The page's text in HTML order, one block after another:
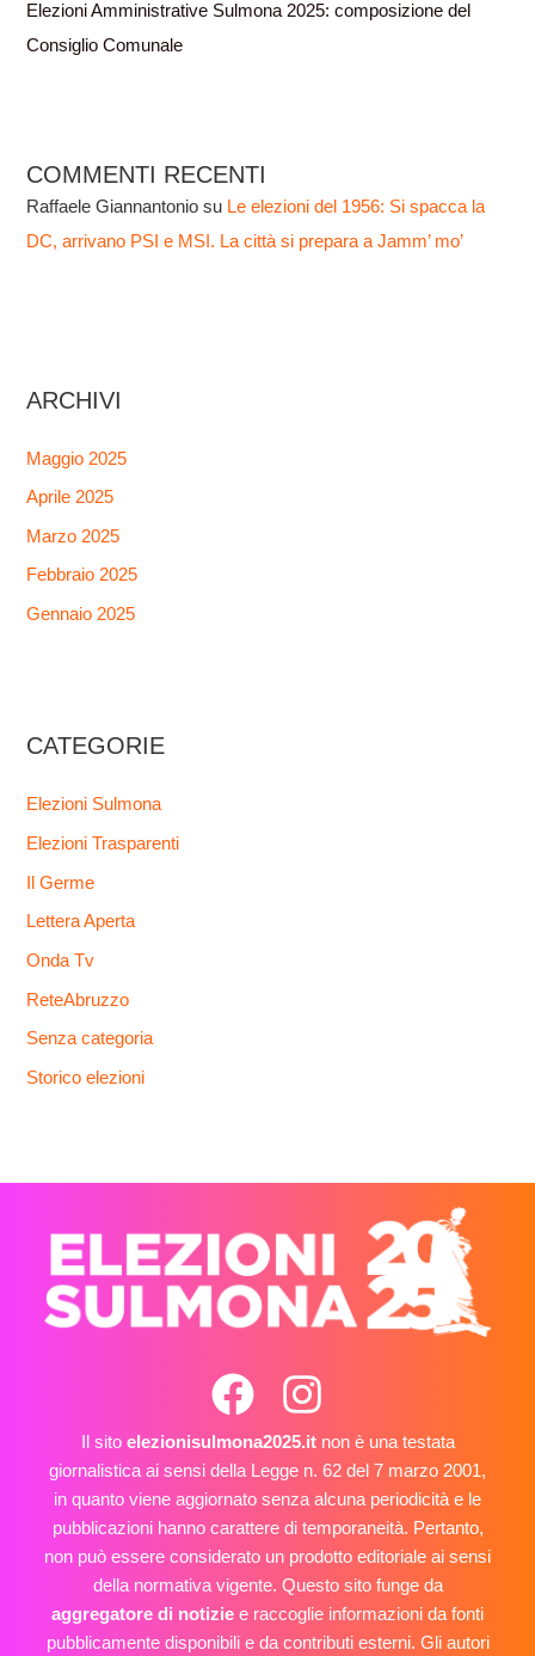
Elezioni Amministrative Sulmona 2025: composizione del
Consiglio Comunale
COMMENTI RECENTI
Raffaele Giannantonio su Le elezioni del 1956: Si spacca la
DC, arrivano PSI e MSI. La città si prepara a Jamm’ mo’
ARCHIVI
Maggio 2025
Aprile 2025
Marzo 2025
Febbraio 2025
Gennaio 2025
CATEGORIE
Elezioni Sulmona
Elezioni Trasparenti
Il Germe
Lettera Aperta
Onda Tv
ReteAbruzzo
Senza categoria
Storico elezioni
Il sito elezionisulmona2025.itnon è una testata
giornalistica ai sensi della Legge n. 62 del 7 marzo 2001,
in quanto viene aggiornato senza alcuna periodicità e le
pubblicazioni hanno carattere di temporaneità. Pertanto,
non può essere considerato un prodotto editoriale ai sensi
della normativa vigente. Questo sito funge da
aggregatore di notizie e raccoglie informazioni da fonti
pubblicamente disponibili e da contributi esterni. Gli autori